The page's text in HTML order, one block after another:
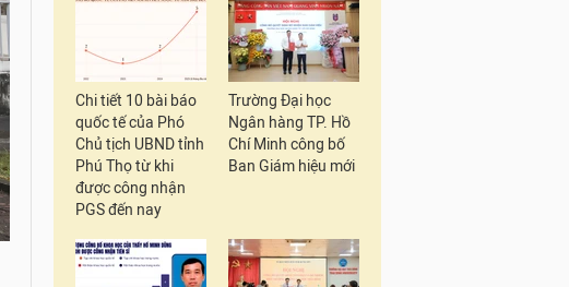
Chi tiết 10 bài báo
quốc tế của Phó
Chủ tịch UBND tỉnh
Phú Thọ từ khi
được công nhận
PGS đến nay
Trường Đại học
Ngân hàng TP. Hồ
Chí Minh công bố
Ban Giám hiệu mới